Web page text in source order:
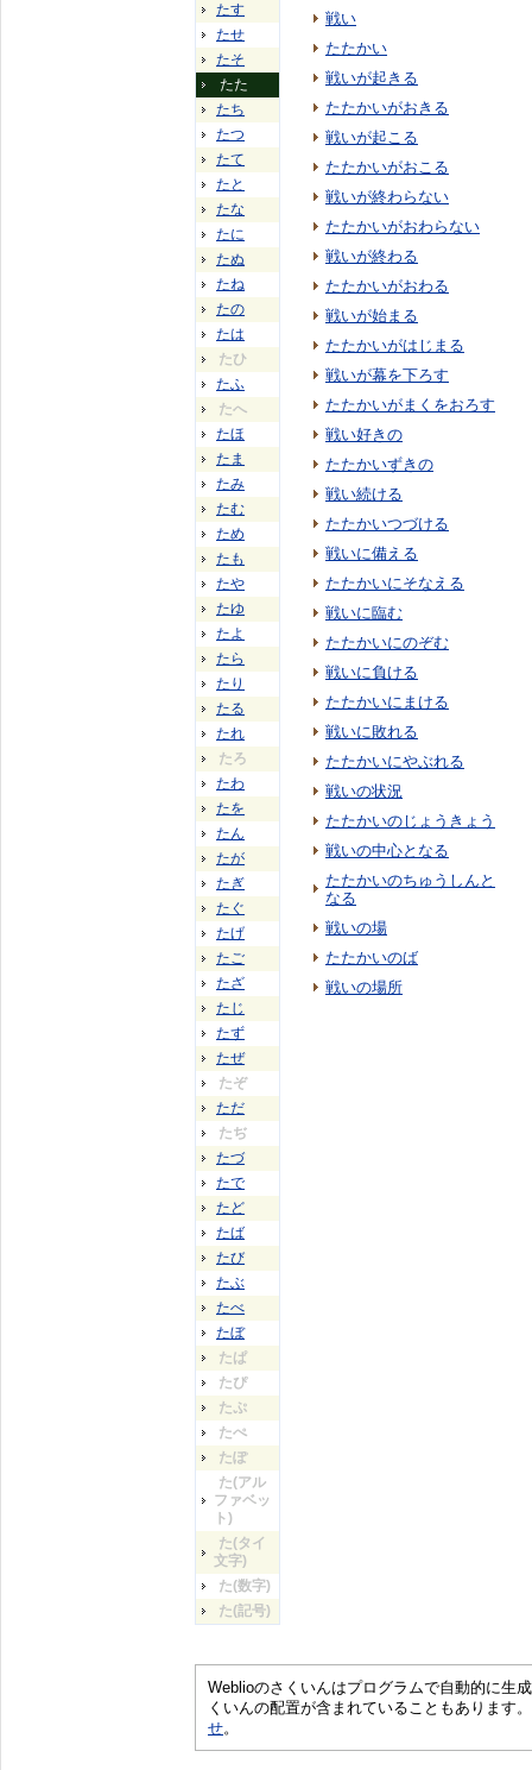
たす
たせ
たそ
たた
たち
たつ
たて
たと
たな
たに
たぬ
たね
たの
たは
たひ
たふ
たへ
たほ
たま
たみ
たむ
ため
たも
たや
たゆ
たよ
たら
たり
たる
たれ
たろ
たわ
たを
たん
たが
たぎ
たぐ
たげ
たご
たざ
たじ
たず
たぜ
たぞ
ただ
たぢ
たづ
たで
たど
たば
たび
たぶ
たべ
たぼ
たぱ
たぴ
たぷ
たぺ
たぽ
た(アル
ファベッ
ト)
た(タイ
文字)
た(数字)
た(記号)
戦い
たたかい
戦いが起きる
たたかいがおきる
戦いが起こる
たたかいがおこる
戦いが終わらない
たたかいがおわらない
戦いが終わる
たたかいがおわる
戦いが始まる
たたかいがはじまる
戦いが幕を下ろす
たたかいがまくをおろす
戦い好きの
たたかいずきの
戦い続ける
たたかいつづける
戦いに備える
たたかいにそなえる
戦いに臨む
たたかいにのぞむ
戦いに負ける
たたかいにまける
戦いに敗れる
たたかいにやぶれる
戦いの状況
たたかいのじょうきょう
戦いの中心となる
たたかいのちゅうしんと
なる
戦いの場
たたかいのば
戦いの場所
Weblioのさくいんはプログラムで自動的に生
くいんの配置が含まれていることもあります
せ。